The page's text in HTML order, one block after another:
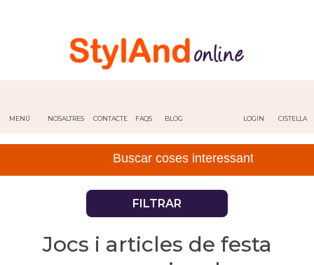
MENÚ NOSALTRES CONTACTE FAQS BLOG CISTELLA
LOGIN
FILTRAR
Jocs i articles de festa